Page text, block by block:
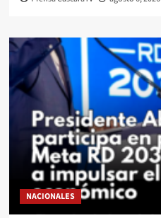
NACIONALES